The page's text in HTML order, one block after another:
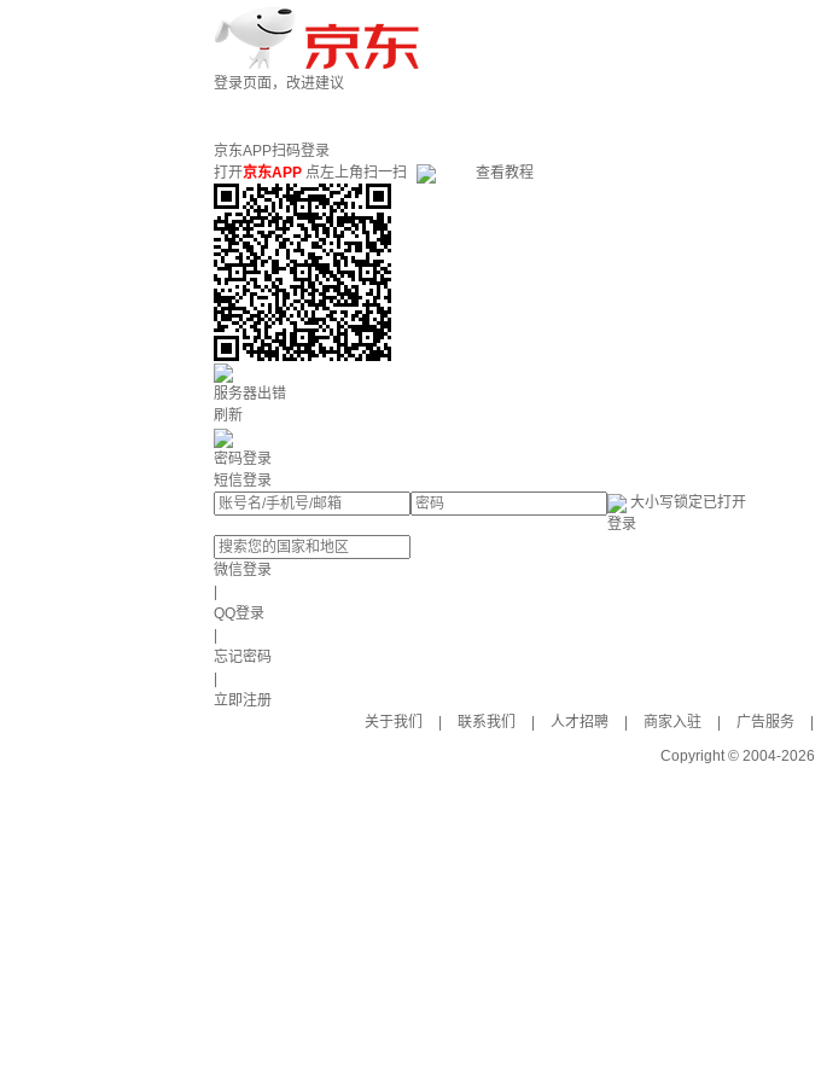
登录页面，改进建议
京东APP扫码登录
打开京东APP 点左上角扫一扫 查看教程
服务器出错
刷新
密码登录
短信登录
大小写锁定已打开
登录
微信登录
QQ登录
忘记密码
立即注册
关于我们
联系我们 人才招聘 商家入驻 广告服务
Copyright © 2004-2026